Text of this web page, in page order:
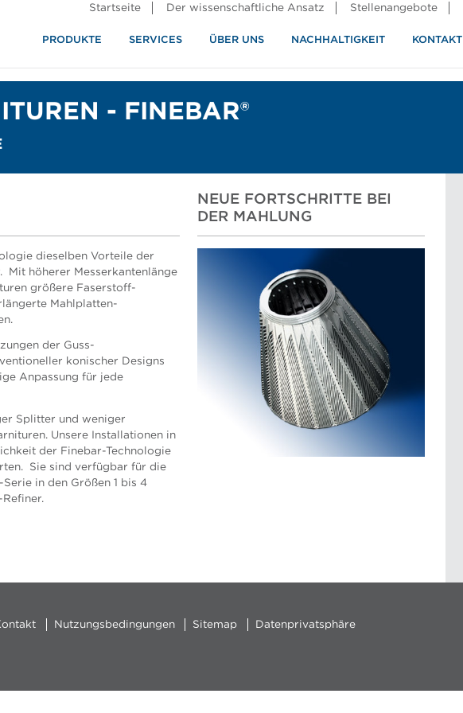
Startseite Der wissenschaftliche Ansatz Stellenangebote
PRODUKTE SERVICES ÜBER UNS NACHHALTIGKEIT KONTAKT
- FINEBAR®
dieselben Vorteile der
Mit höherer Messerkantenlänge
größere Faserstoff-
Mahlplatten-
der Guss-
konischer Designs
Anpassung für jede
Splitter und weniger
Unsere Installationen in
der Finebar-Technologie
Sie sind verfügbar für die
in den Größen 1 bis 4
NEUE FORTSCHRITTE BEI
DER MAHLUNG
Nutzungsbedingungen Sitemap Datenprivatsphäre